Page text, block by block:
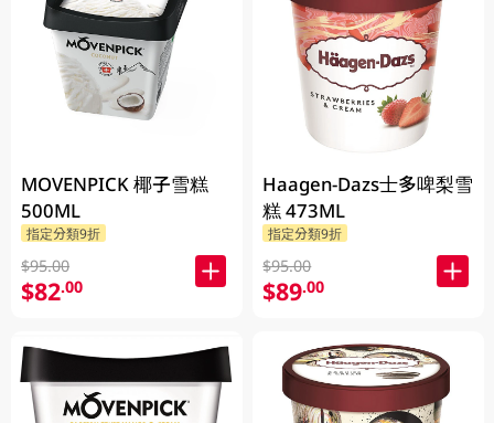
MOVENPICK 椰子雪糕
500ML
指定分類9折
$95.00
$82.00
Haagen-Dazs士多啤梨雪
糕 473ML
指定分類9折
$95.00
$89.00